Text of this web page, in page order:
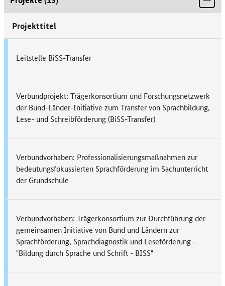
Projekttitel
Leitstelle BiSS-Transfer
Verbundprojekt: Trägerkonsortium und Forschungsnetzwerk
der Bund-Länder-Initiative zum Transfer von Sprachbildung,
Lese- und Schreibförderung (BiSS-Transfer)
Verbundvorhaben: Professionalisierungsmaßnahmen zur
bedeutungsfokussierten Sprachförderung im Sachunterricht
der Grundschule
Verbundvorhaben: Trägerkonsortium zur Durchführung der
gemeinsamen Initiative von Bund und Ländern zur
Sprachförderung, Sprachdiagnostik und Leseförderung -
"Bildung durch Sprache und Schrift - BISS"